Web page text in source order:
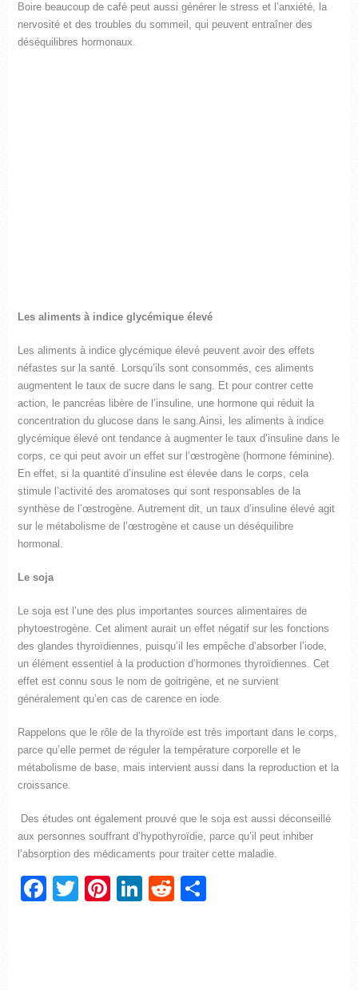
Boire beaucoup de café peut aussi générer le stress et l’anxiété, la
nervosité et des troubles du sommeil, qui peuvent entraîner des
déséquilibres hormonaux.
Les aliments à indice glycémique élevé
Les aliments à indice glycémique élevé peuvent avoir des effets
néfastes sur la santé. Lorsqu’ils sont consommés, ces aliments
augmentent le taux de sucre dans le sang. Et pour contrer cette
action, le pancréas libère de l’insuline, une hormone qui réduit la
concentration du glucose dans le sang.Ainsi, les aliments à indice
glycémique élevé ont tendance à augmenter le taux d’insuline dans le
corps, ce qui peut avoir un effet sur l’œstrogène (hormone féminine).
En effet, si la quantité d’insuline est élevée dans le corps, cela
stimule l’activité des aromatoses qui sont responsables de la
synthèse de l’œstrogène. Autrement dit, un taux d’insuline élevé agit
sur le métabolisme de l’œstrogène et cause un déséquilibre
hormonal.
Le soja
Le soja est l’une des plus importantes sources alimentaires de
phytoestrogène. Cet aliment aurait un effet négatif sur les fonctions
des glandes thyroïdiennes, puisqu’il les empêche d’absorber l’iode,
un élément essentiel à la production d’hormones thyroïdiennes. Cet
effet est connu sous le nom de goitrigène, et ne survient
généralement qu’en cas de carence en iode.
Rappelons que le rôle de la thyroïde est très important dans le corps,
parce qu’elle permet de réguler la température corporelle et le
métabolisme de base, mais intervient aussi dans la reproduction et la
croissance.
Des études ont également prouvé que le soja est aussi déconseillé
aux personnes souffrant d’hypothyroïdie, parce qu’il peut inhiber
l’absorption des médicaments pour traiter cette maladie.
Facebook
TwitterPinterest
LinkedIn
Reddit